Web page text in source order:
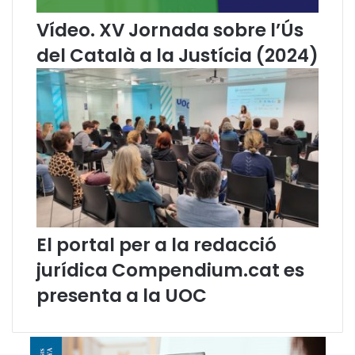
a
l
l
a
d
h
o
n
o
r
p
r
l
s
v
a
a
d
v
c
i
a
Vídeo. XV Jornada sobre l’Ús
del Català a la Justícia (2024)
El portal per a la redacció
jurídica Compendium.cat es
presenta a la UOC